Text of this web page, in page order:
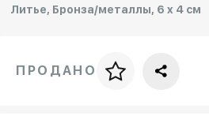
Литье, Бронза/металлы, 6 x 4 см
Цена за багет
ПРОДАНО